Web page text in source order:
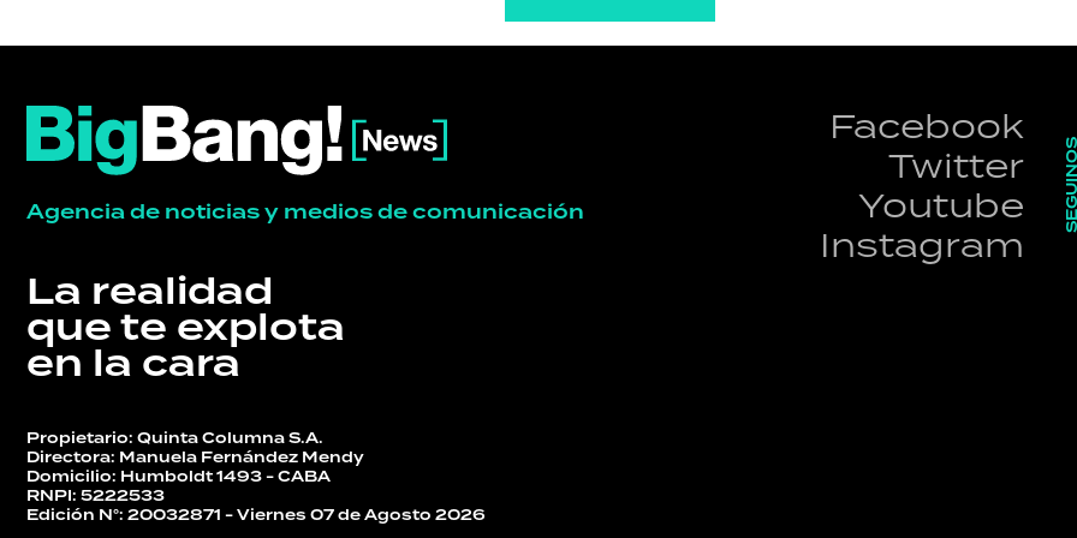
Agencia de noticias y medios de comunicación
La realidad
que te explota
en la cara
Facebook
Twitter
Youtube
Instagram
Propietario: Quinta Columna S.A.
Directora: Manuela Fernández Mendy
Domicilio: Humboldt 1493 - CABA
RNPI: 5222533
Edición N°: 20032871 - Viernes 07 de Agosto 2026